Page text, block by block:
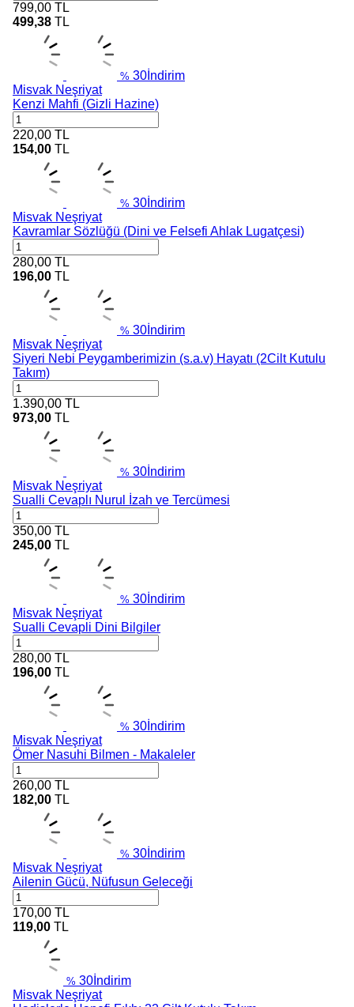
799,00 TL
499,38 TL
% 30 İndirim
Misvak Neşriyat
Kenzi Mahfi (Gizli Hazine)
220,00 TL
154,00 TL
% 30 İndirim
Misvak Neşriyat
Kavramlar Sözlüğü (Dini ve Felsefi Ahlak Lugatçesi)
280,00 TL
196,00 TL
% 30 İndirim
Misvak Neşriyat
Siyeri Nebi Peygamberimizin (s.a.v) Hayatı (2Cilt Kutulu
Takım)
1.390,00 TL
973,00 TL
% 30 İndirim
Misvak Neşriyat
Sualli Cevaplı Nurul İzah ve Tercümesi
350,00 TL
245,00 TL
% 30 İndirim
Misvak Neşriyat
Sualli Cevapli Dini Bilgiler
280,00 TL
196,00 TL
% 30 İndirim
Misvak Neşriyat
Ömer Nasuhi Bilmen - Makaleler
260,00 TL
182,00 TL
% 30 İndirim
Misvak Neşriyat
Ailenin Gücü, Nüfusun Geleceği
170,00 TL
119,00 TL
% 30 İndirim
Misvak Neşriyat